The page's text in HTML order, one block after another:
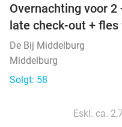
Overnachting voor
late check-out +
De Bij Middelburg
Middelburg
Solgt: 58
Eskl. ca.